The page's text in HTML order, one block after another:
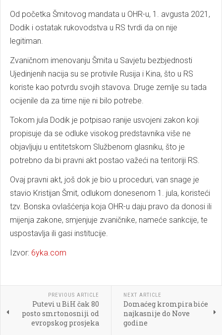
Od početka Šmitovog mandata u OHR-u, 1. avgusta 2021,
Dodik i ostatak rukovodstva u RS tvrdi da on nije
legitiman.
Zvaničnom imenovanju Šmita u Savjetu bezbjednosti
Ujedinjenih nacija su se protivile Rusija i Kina, što u RS
koriste kao potvrdu svojih stavova. Druge zemlje su tada
ocijenile da za time nije ni bilo potrebe.
Tokom jula Dodik je potpisao ranije usvojeni zakon koji
propisuje da se odluke visokog predstavnika više ne
objavljuju u entitetskom Službenom glasniku, što je
potrebno da bi pravni akt postao važeći na teritoriji RS.
Ovaj pravni akt, još dok je bio u proceduri, van snage je
stavio Kristijan Šmit, odlukom donesenom 1. jula, koristeći
tzv. Bonska ovlašćenja koja OHR-u daju pravo da donosi ili
mijenja zakone, smjenjuje zvaničnike, nameće sankcije, te
uspostavlja ili gasi institucije.
Izvor: 6yka.com
PREVIOUS ARTICLE
Putevi u BiH čak 80
posto smrtonosniji od
evropskog prosjeka
NEXT ARTICLE
Domaćeg krompira biće
najkasnije do Nove
godine